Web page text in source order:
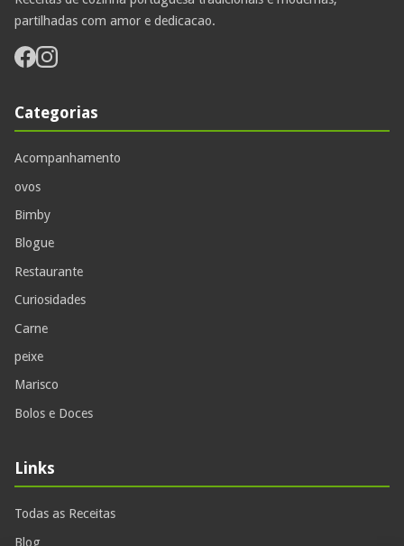
partilhadas com amor e dedicacao.
Categorias
Acompanhamento
ovos
Bimby
Blogue
Restaurante
Curiosidades
Carne
peixe
Marisco
Bolos e Doces
Links
Todas as Receitas
Blog